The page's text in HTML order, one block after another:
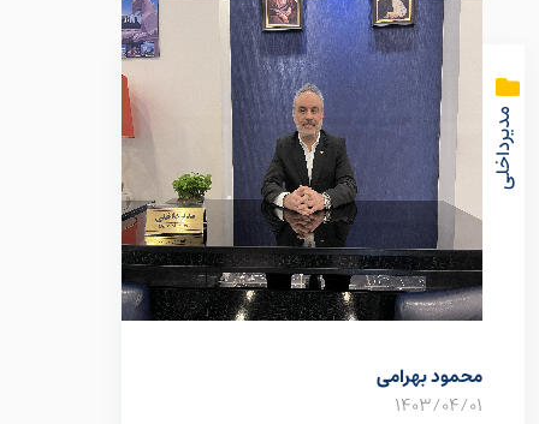
مدیرداخلی
محمود بهرامی
1403/04/01